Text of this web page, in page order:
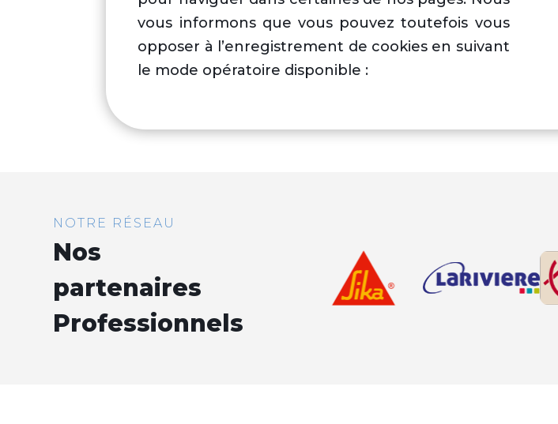
vous informons que vous pouvez toutefois vous
opposer à l’enregistrement de cookies en suivant
le mode opératoire disponible :
NOTRE RÉSEAU
Nos
partenaires
Professionnels